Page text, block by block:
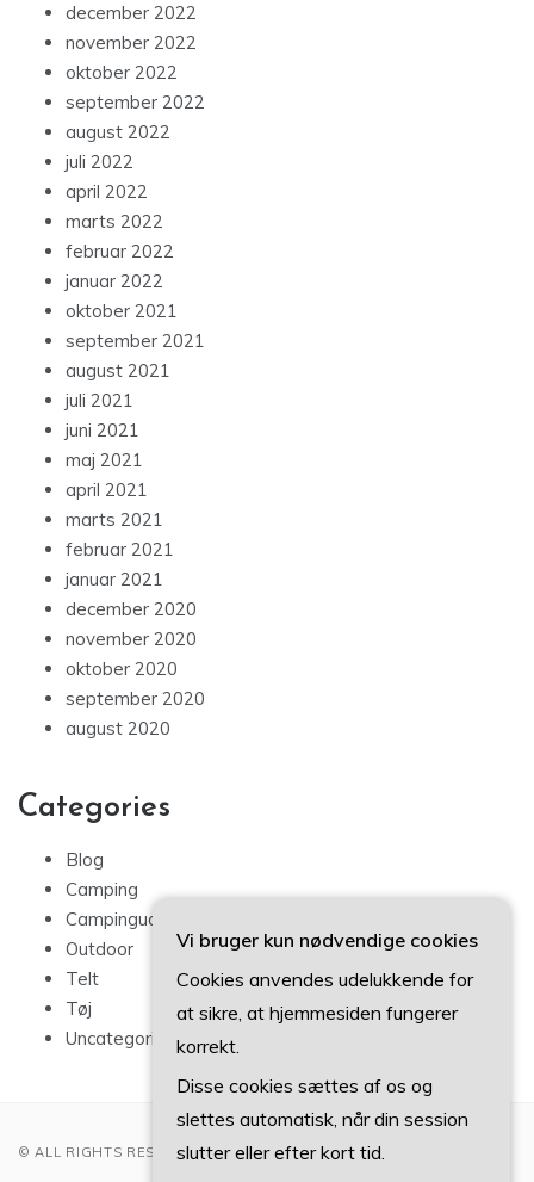
december 2022
november 2022
oktober 2022
september 2022
august 2022
juli 2022
april 2022
marts 2022
februar 2022
januar 2022
oktober 2021
september 2021
august 2021
juli 2021
juni 2021
maj 2021
april 2021
marts 2021
februar 2021
januar 2021
december 2020
november 2020
oktober 2020
september 2020
august 2020
Categories
Blog
Camping
Campingudstyr
Outdoor
Telt
Tøj
Uncategorized
© ALL RIGHTS RESERVED 2022
Vi bruger kun nødvendige cookies
Cookies anvendes udelukkende for
at sikre, at hjemmesiden fungerer
korrekt.
Disse cookies sættes af os og
slettes automatisk, når din session
slutter eller efter kort tid.